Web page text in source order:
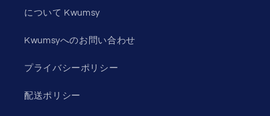
について Kwumsy
Kwumsyへのお問い合わせ
プライバシーポリシー
配送ポリシー